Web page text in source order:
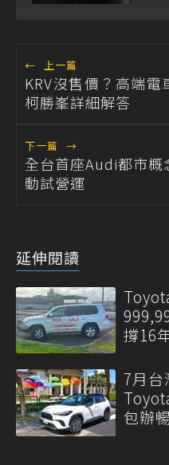
← 上一篇
KRV沒售價？高端
柯勝峯詳細解答
下一篇 →
全台首座Audi都市概
動試營運
延伸閱讀
撐16
7月台
包辦